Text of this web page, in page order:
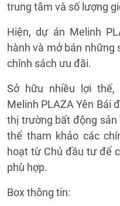
trung tâm và số lượng
Hiện, dự án Melinh
hành và mở bán những
chính sách ưu đãi.
Sở hữu nhiều lợi thế,
Melinh PLAZA Yên Bái
thị trường bất động sản
thể tham khảo các
hoạt từ Chủ đầu tư để
phù hợp.
Box thông tin: